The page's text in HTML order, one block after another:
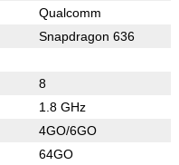
Qualcomm
Snapdragon 636
8
1.8 GHz
4GO/6GO
64GO